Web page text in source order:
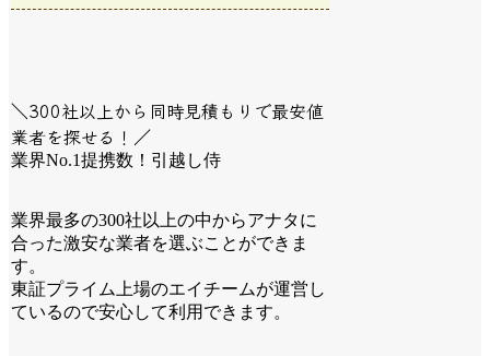
＼300社以上から同時見積もりで最安値
業者を探せる！／
業界No.1提携数！引越し侍
業界最多の300社以上の中からアナタに
合った激安な業者を選ぶことができま
す。
東証プライム上場のエイチームが運営し
ているので安心して利用できます。